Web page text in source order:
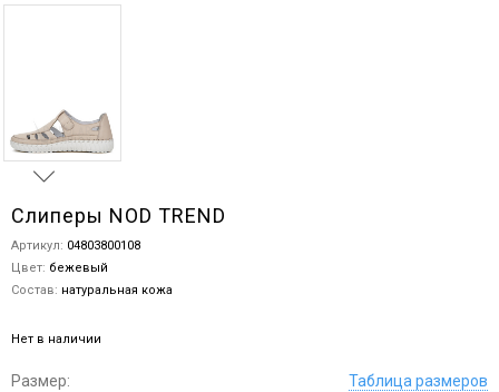
Слиперы NOD TREND
Артикул: 04803800108
Цвет: бежевый
Состав: натуральная кожа
Нет в наличии
Размер:
Таблица размеров